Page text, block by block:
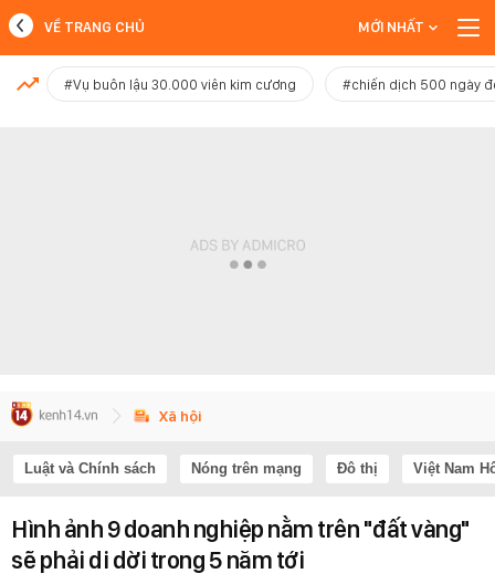
MỚI NHẤT
VỀ TRANG CHỦ MỚI NHẤT
#Vụ buôn lậu 30.000 viên kim cương #chiến dịch 500 ngày
Xã hội
Luật và Chính sách Nóng trên mạng Đô thị Việt Nam
Hình ảnh 9 doanh nghiệp nằm trên "đất vàng"
sẽ phải di dời trong 5 năm tới